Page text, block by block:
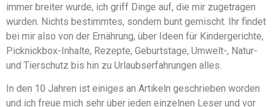
immer breiter wurde, ich griff Dinge auf, die mir zugetragen
wurden. Nichts bestimmtes, sondern bunt gemischt. Ihr findet
bei mir also von der Ernährung, über Ideen für Kindergerichte,
Picknickbox-Inhalte, Rezepte, Geburtstage, Umwelt-, Natur-
und Tierschutz bis hin zu Urlaubserfahrungen alles.
In den 10 Jahren ist einiges an Artikeln geschrieben worden
und ich freue mich sehr über jeden einzelnen Leser und vor